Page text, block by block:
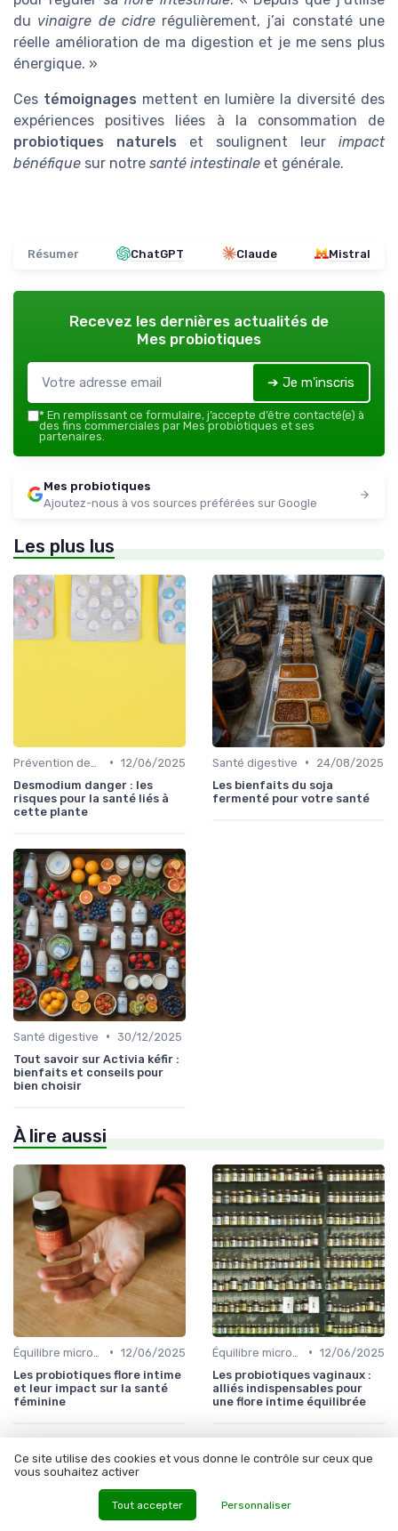
du vinaigre de cidrerégulièrement, j’ai constaté une
réelle amélioration de ma digestion et je me sens plus
énergique. »
Ces témoignages mettent en lumière la diversité des
expériences positives liées à la consommation de
probiotiques naturels et soulignent leur impact
bénéfique sur notre santé intestinale et générale.
Résumer ChatGPT Claude Mistral
Recevez les dernières actualités de
Mes probiotiques
➔ Je m'inscris
* En remplissant ce formulaire, j’accepte d’être contacté(e) à
des fins commerciales par Mes probiotiques et ses
partenaires.
Mes probiotiques
Ajoutez-nous à vos sources préférées sur Google
Les plus lus
• 12/06/2025
Desmodium danger : les
risques pour la santé liés à
cette plante
Santé digestive •
24/08/2025
Les bienfaits du soja
fermenté pour votre santé
Santé digestive • 30/12/2025
Tout savoir sur Activia kéfir :
bienfaits et conseils pour
bien choisir
À lire aussi
• 12/06/2025
Les probiotiques flore intime
et leur impact sur la santé
féminine
• 12/06/2025
Les probiotiques vaginaux :
alliés indispensables pour
une flore intime équilibrée
Ce site utilise des cookies et vous donne le contrôle sur ceux que
vous souhaitez activer
Tout accepter Personnaliser